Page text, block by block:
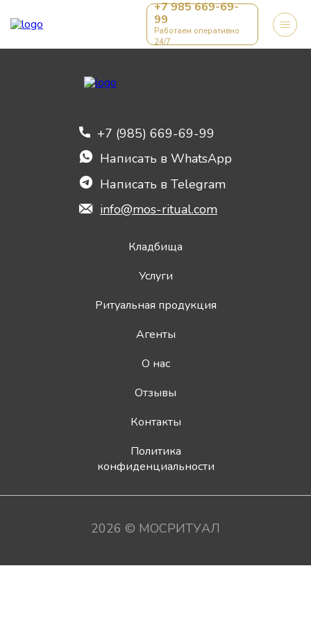
+7 985 669-69-
99
Работаем оперативно
24/7
+7 (985) 669-69-99
Написать в WhatsApp
Написать в Telegram
info@mos-ritual.com
Кладбища
Услуги
Ритуальная продукция
Агенты
О нас
Отзывы
Контакты
Политика
конфиденциальности
2026 © МОСРИТУАЛ